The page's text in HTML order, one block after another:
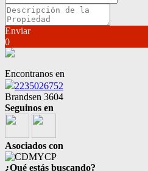
Enviar
0
Encontranos en
2235026752
Brandsen 3604
Seguinos en
Asociados con
¿Qué estás buscando?